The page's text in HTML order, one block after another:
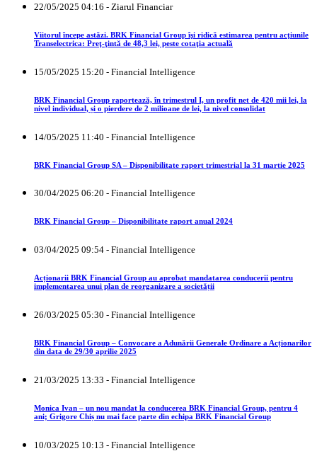
22/05/2025 04:16 - Ziarul Financiar
Viitorul începe astăzi. BRK Financial Group îşi ridică estimarea pentru acţiunile
Transelectrica: Preţ-ţintă de 48,3 lei, peste cotaţia actuală
15/05/2025 15:20 - Financial Intelligence
BRK Financial Group raportează, în trimestrul I, un profit net de 420 mii lei, la
nivel individual, și o pierdere de 2 milioane de lei, la nivel consolidat
14/05/2025 11:40 - Financial Intelligence
BRK Financial Group SA – Disponibilitate raport trimestrial la 31 martie 2025
30/04/2025 06:20 - Financial Intelligence
BRK Financial Group – Disponibilitate raport anual 2024
03/04/2025 09:54 - Financial Intelligence
Acționarii BRK Financial Group au aprobat mandatarea conducerii pentru
implementarea unui plan de reorganizare a societății
26/03/2025 05:30 - Financial Intelligence
BRK Financial Group – Convocare a Adunării Generale Ordinare a Acționarilor
din data de 29/30 aprilie 2025
21/03/2025 13:33 - Financial Intelligence
Monica Ivan – un nou mandat la conducerea BRK Financial Group, pentru 4
ani; Grigore Chiș nu mai face parte din echipa BRK Financial Group
10/03/2025 10:13 - Financial Intelligence